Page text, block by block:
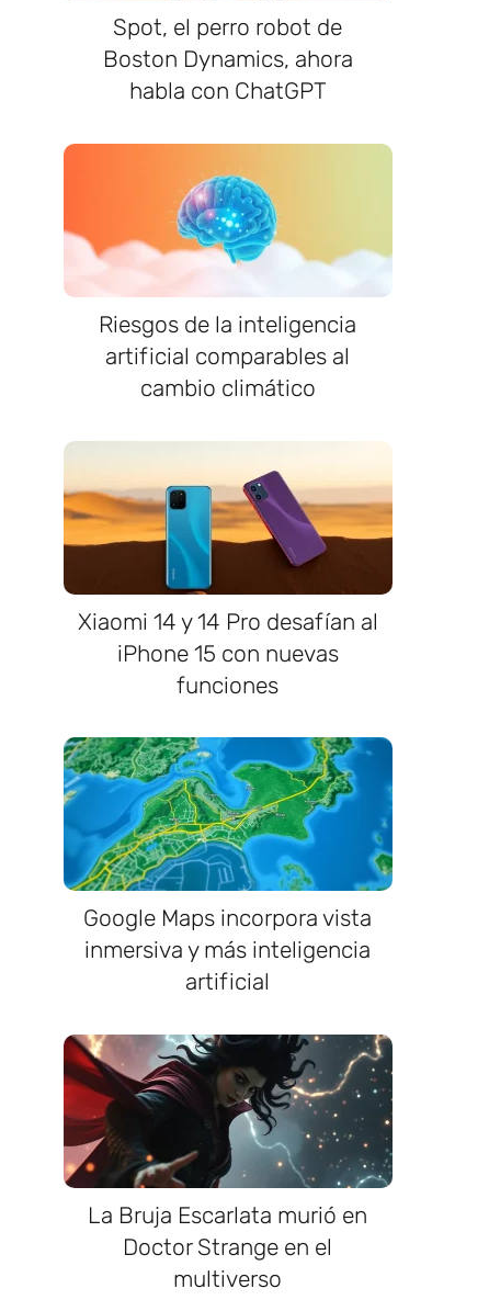
Spot, el perro robot de
Boston Dynamics, ahora
habla con ChatGPT
Riesgos de la inteligencia
artificial comparables al
cambio climático
Xiaomi 14 y 14 Pro desafían al
iPhone 15 con nuevas
funciones
Google Maps incorpora vista
inmersiva y más inteligencia
artificial
La Bruja Escarlata murió en
Doctor Strange en el
multiverso